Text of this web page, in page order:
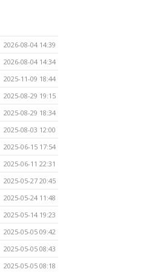
2026-08-04 14:39
2026-08-04 14:34
2025-11-09 18:44
2025-08-29 19:15
2025-08-29 18:34
2025-08-03 12:00
2025-06-15 17:54
2025-06-11 22:31
2025-05-27 20:45
2025-05-24 11:48
2025-05-14 19:23
2025-05-05 09:42
2025-05-05 08:43
2025-05-05 08:18